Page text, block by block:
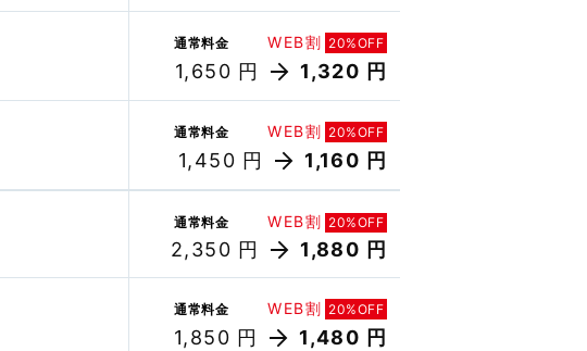
通常料金 WEB割 20%OFF
1,650 円 1,320 円
通常料金 WEB割 20%OFF
1,450 円 1,160 円
通常料金 WEB割 20%OFF
2,350 円 1,880 円
通常料金 WEB割 20%OFF
1,850 円 1,480 円